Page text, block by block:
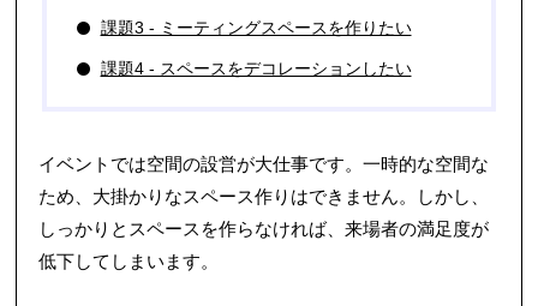
課題3 - ミーティングスペースを作りたい
課題4 - スペースをデコレーションしたい
イベントでは空間の設営が大仕事です。一時的な空間な
ため、大掛かりなスペース作りはできません。しかし、
しっかりとスペースを作らなければ、来場者の満足度が
低下してしまいます。